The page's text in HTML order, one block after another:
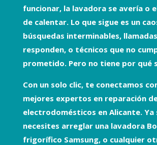
funcionar, la lavadora se avería o
de calentar. Lo que sigue es un
búsquedas interminables,
responden, o técnicos que no
prometido. Pero no tiene por qué
Con un solo clic, te conectamos
mejores expertos en reparación
electrodomésticos en Alicante. Ya
necesites arreglar una lavadora
frigorífico Samsung, o cualquier